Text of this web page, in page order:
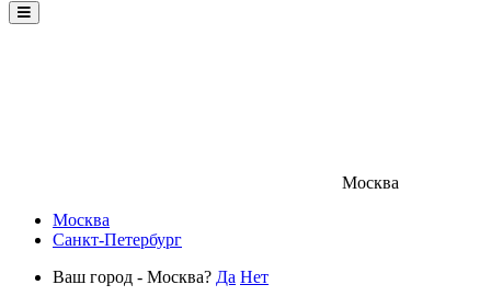
Menu
Москва
Москва
Санкт-Петербург
Ваш город - Москва? Да Нет